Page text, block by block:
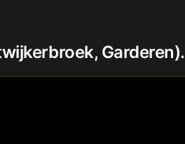
Garderen).